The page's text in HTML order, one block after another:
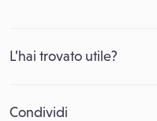
L’hai trovato utile?
Condividi